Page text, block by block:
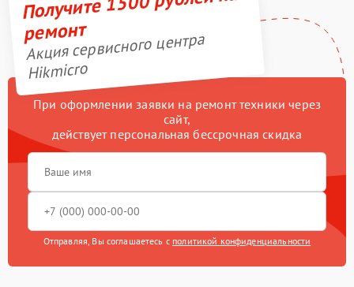
ремонт
Акция сервисного центра
Hikmicro
При оформлении заявки на ремонт техники через
сайт,
действует персональная бессрочная скидка
Отправляя, Вы соглашаетесь с политикой конфиденциальности